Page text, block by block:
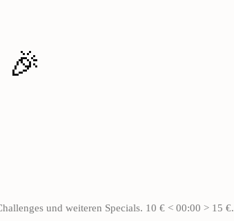
🎉
und weiteren Specials. 10 € < 00:00 > 15 €.